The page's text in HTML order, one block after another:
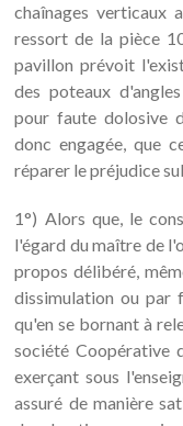
chaînages verticaux
ressort de la pièce
pavillon prévoit
des poteaux
pour faute dolosive
donc engagée, que
réparer le préjudice
1°) Alors que, le
l'égard du maître de
propos délibéré,
dissimulation ou par
qu'en se bornant à
société Coopérative
exerçant sous
assuré de manière